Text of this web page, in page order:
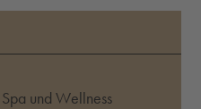
und Wellness